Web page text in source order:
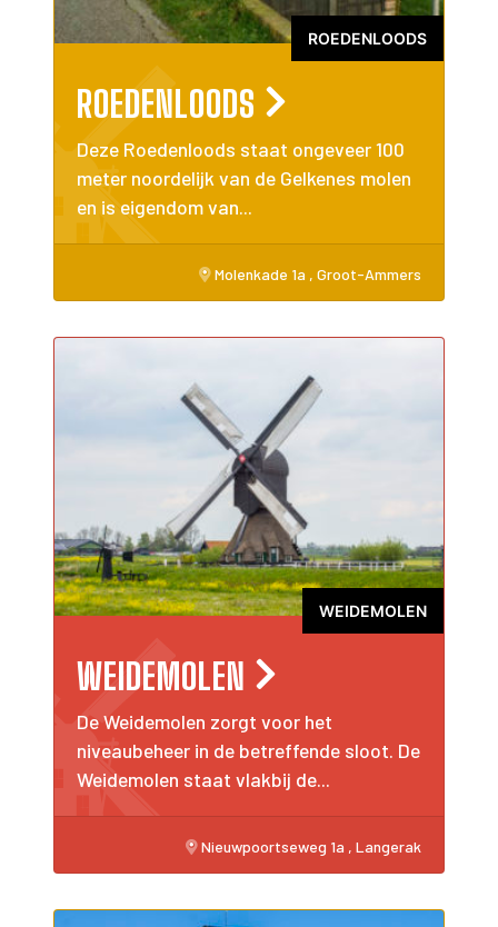
ROEDENLOODS
ROEDENLOODS
Deze Roedenloods staat ongeveer 100
meter noordelijk van de Gelkenes molen
en is eigendom van...
Molenkade 1a , Groot-Ammers
WEIDEMOLEN
WEIDEMOLEN
De Weidemolen zorgt voor het
niveaubeheer in de betreffende sloot. De
Weidemolen staat vlakbij de...
Nieuwpoortseweg 1a , Langerak